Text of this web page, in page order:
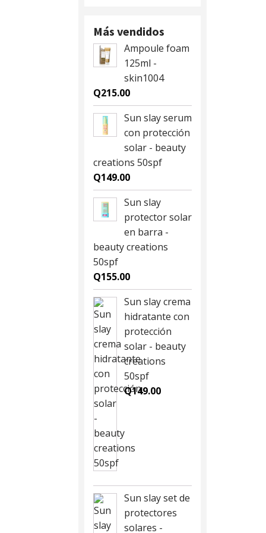
Más vendidos
Ampoule foam
125ml -
skin1004
Q215.00
Sun slay serum
con protección
solar - beauty
creations 50spf
Q149.00
Sun slay
protector solar
en barra -
beauty creations
50spf
Q155.00
Sun slay crema
hidratante con
protección
solar - beauty
creations
50spf
Q149.00
Sun slay set de
protectores
solares -